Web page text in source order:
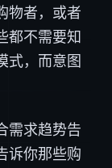
物者，或者
都不需要知
式，而意图
需求趋势告
诉你那些购